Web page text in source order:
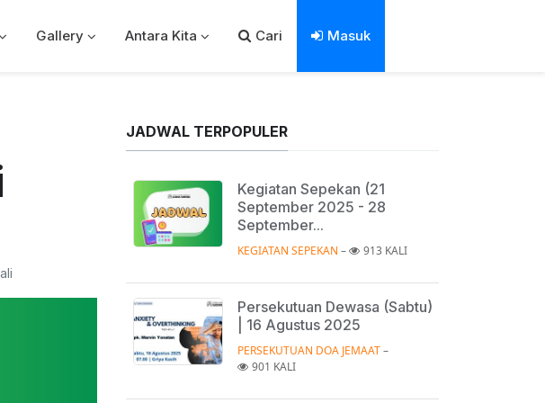
Gallery Antara Kita Cari Masuk
JADWAL TERPOPULER
Kegiatan Sepekan (21
September 2025 - 28
September...
KEGIATAN SEPEKAN – 913 KALI
Persekutuan Dewasa (Sabtu)
| 16 Agustus 2025
PERSEKUTUAN DOA JEMAAT –
901 KALI